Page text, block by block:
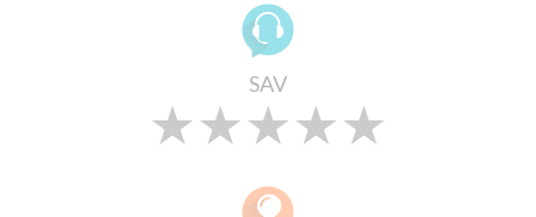
SAV
★
★★
★★★
★★★★
★★★★★